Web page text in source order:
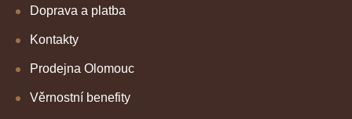
Doprava a platba
Kontakty
Prodejna Olomouc
Věrnostní benefity